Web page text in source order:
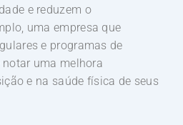
e reduzem o
uma empresa que
e programas de
uma melhora
e na saúde física de seus